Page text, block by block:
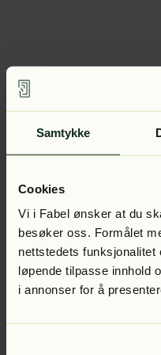
Samtykke
Cookies
Vi i Fabel ønsker at du
besøker oss. Formålet
nettstedets
løpende tilpasse innhold
i annonser for å